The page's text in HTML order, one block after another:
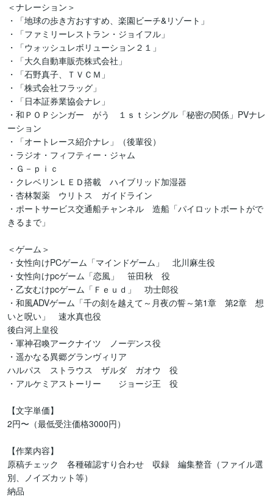
＜ナレーション＞
・「地球の歩き方おすすめ、楽園ビーチ&リゾート」
・「ファミリーレストラン・ジョイフル」
・「ウォッシュレボリューション２１」
・「大久自動車販売株式会社」
・「石野真子、ＴＶＣＭ」
・「株式会社フラッグ」
・「日本証券業協会ナレ」
・和ＰＯＰシンガー　がう　１ｓｔシングル「秘密の関係」PVナレ
ーション
・「オートレース紹介ナレ」（後輩役）
・ラジオ・フィフティー・ジャム
・Ｇ－ｐｉｃ
・クレベリンＬＥＤ搭載　ハイブリッド加湿器
・杏林製薬　ウリトス　ガイドライン
・ポートサービス交通船チャンネル　造船「パイロットボートがで
きるまで」
＜ゲーム＞
・女性向けPCゲーム「マインドゲーム」　北川麻生役
・女性向けpcゲーム「恋風」　笹田秋　役
・乙女むけpcゲーム「Ｆｅｕｄ」　功士郎役
・和風ADVゲーム「千の刻を越えて～月夜の誓～第1章　第2章　想
いと呪い」　速水真也役
後白河上皇役
・軍神召喚アークナイツ　ノーデンス役
・遥かなる異郷グランヴィリア
ハルパス　ストラウス　ザルダ　ガオウ　役
・アルケミアストーリー　　ジョージ王　役
【文字単価】
2円〜（最低受注価格3000円）
【作業内容】
原稿チェック　各種確認すり合わせ　収録　編集整音（ファイル選
別、ノイズカット等）
納品